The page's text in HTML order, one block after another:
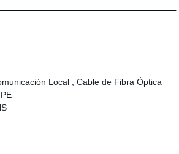
Local , Cable de Fibra Óptica
PE